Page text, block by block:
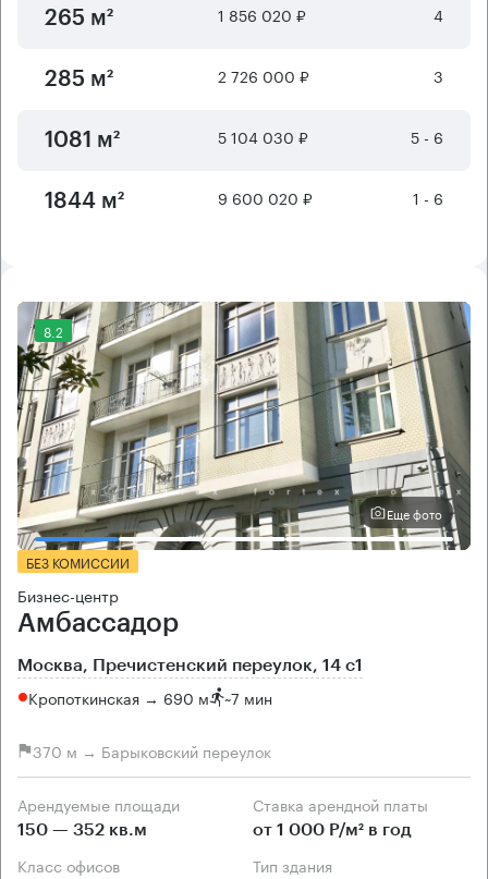
265 м² 1 856 020 ₽ 4
285 м² 2 726 000 ₽ 3
1081 м² 5 104 030 ₽ 5 - 6
1844 м² 9 600 020 ₽ 1 - 6
8.2
Еще фото
БЕЗ КОМИССИИ
Бизнес-центр
Амбассадор
Москва, Пречистенский переулок, 14 с1
Кропоткинская → 690 м ~7 мин
370 м → Барыковский переулок
Арендуемые площади
150 — 352 кв.м
Ставка арендной платы
от 1 000 Р/м² в год
Класс офисов Тип здания